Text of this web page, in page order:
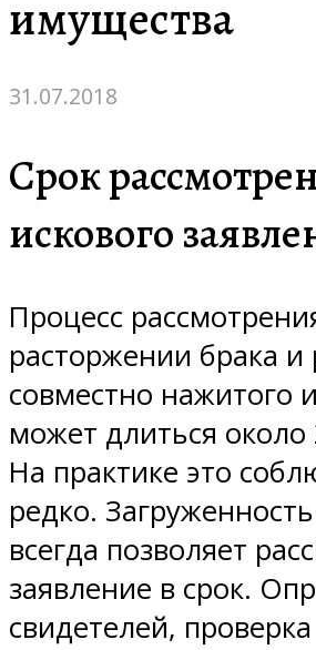
имущества
31.07.2018
Срок
искового
Процесс
расторжении брака и
совместно нажитого
может длиться около
На практике это
редко.
всегда позволяет
заявление в срок.
свидетелей, проверка